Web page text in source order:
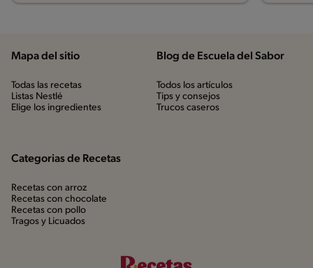
Mapa del sitio
Todas las recetas
Listas Nestlé
Elige los ingredientes
Blog de Escuela del Sabor
Todos los artículos
Tips y consejos
Trucos caseros
Categorias de Recetas
Recetas con arroz
Recetas con chocolate
Recetas con pollo
Tragos y Licuados